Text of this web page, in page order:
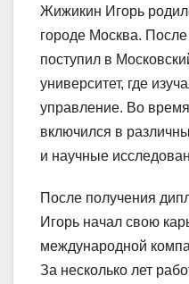
Жижикин Игорь
городе Москва.
поступил в
университет, где
управление. Во
включился в
и научные
После получения
Игорь начал свою
международной
За несколько лет